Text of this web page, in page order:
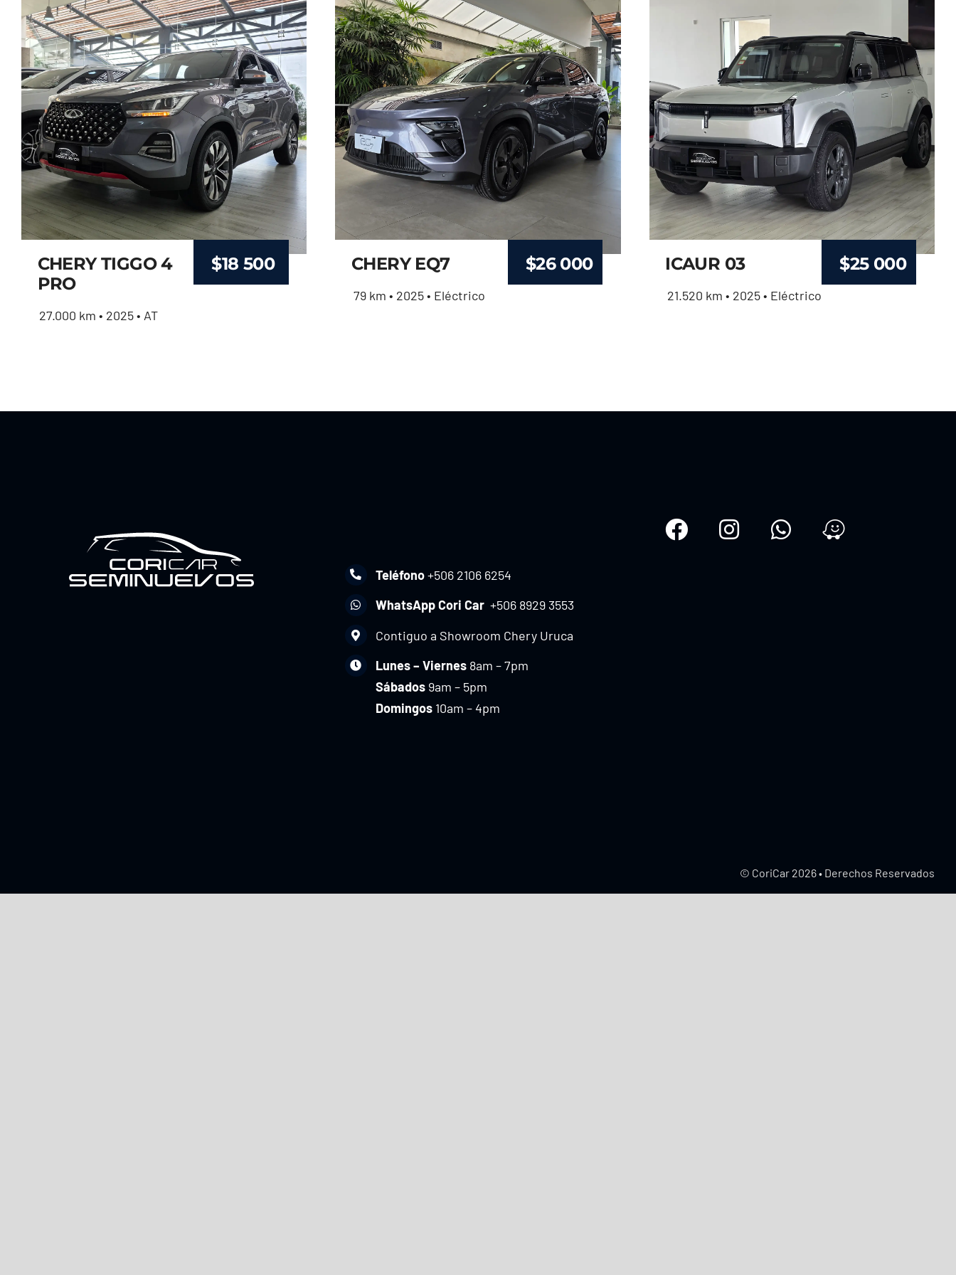
CHERY TIGGO 4
PRO
$18 500
27.000 km • 2025 • AT
CHERY EQ7 $26 000
79 km • 2025 • Eléctrico
ICAUR 03 $25 000
21.520 km • 2025 • Eléctrico
Teléfono+506 2106 6254
WhatsApp Cori Car +506 8929 3553
Contiguo a Showroom Chery Uruca
Lunes – Viernes 8am – 7pm
Sábados 9am – 5pm
Domingos 10am – 4pm
© CoriCar 2026 • Derechos Reservados